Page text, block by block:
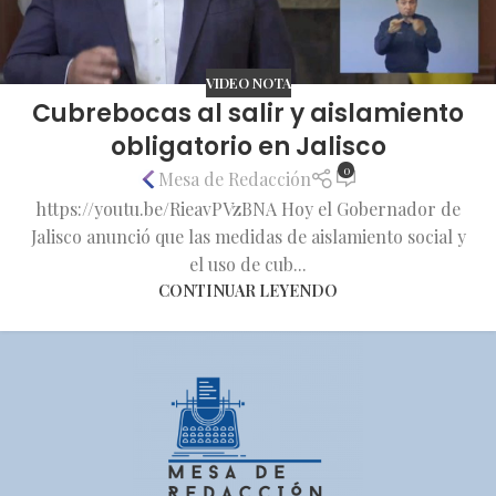
VIDEO NOTA
Cubrebocas al salir y aislamiento
obligatorio en Jalisco
Mesa de Redacción 0
https://youtu.be/RieavPVzBNA Hoy el Gobernador de
Jalisco anunció que las medidas de aislamiento social y
el uso de cub...
CONTINUAR LEYENDO